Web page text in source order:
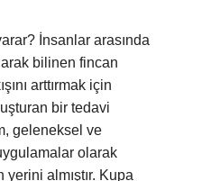
İnsanlar arasında
bilinen fincan
arttırmak için
bir tedavi
geleneksel ve
olarak
yerini almıştır. Kupa